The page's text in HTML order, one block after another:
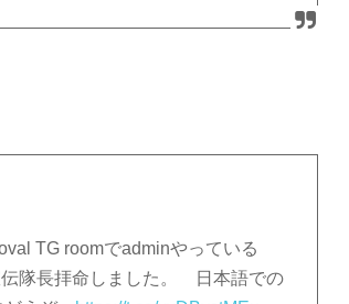
TG roomでadminやっている
隊長拝命しました。 日本語での